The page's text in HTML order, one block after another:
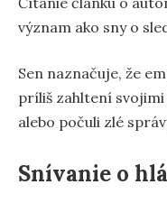
význam ako sny o
Sen naznačuje, že
príliš zahltení
alebo počuli zlé
Snívanie o